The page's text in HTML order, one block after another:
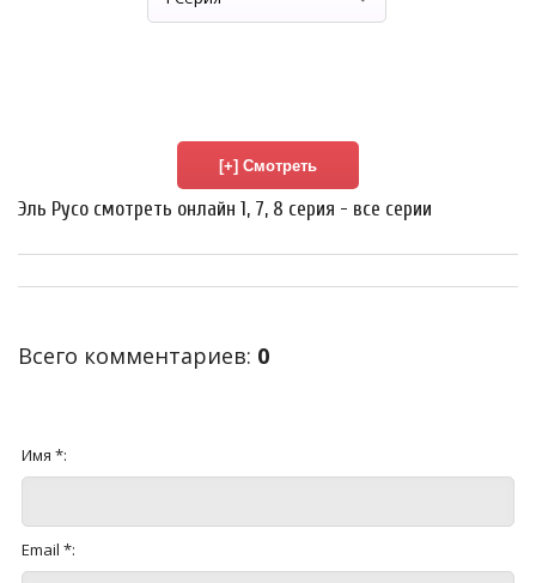
Эль Русо смотреть онлайн 1, 7, 8 серия - все серии
Всего комментариев: 0
Имя *:
Email *: